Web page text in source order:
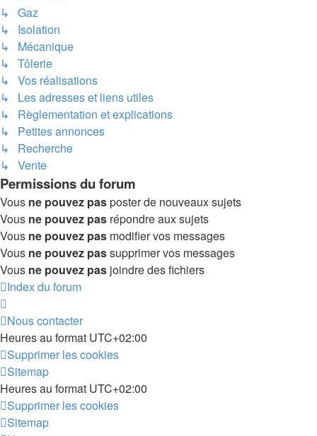
↳ Gaz
↳ Isolation
↳ Mécanique
↳ Tôlerie
↳ Vos réalisations
↳ Les adresses et liens utiles
↳ Règlementation et explications
↳ Petites annonces
↳ Recherche
↳ Vente
Permissions du forum
Vous ne pouvez pasposter de nouveaux sujets
Vous ne pouvez pas répondre aux sujets
Vous ne pouvez pas modifier vos messages
Vous ne pouvez passupprimer vos messages
Vous ne pouvez pas joindre des fichiers
Index du forum
Nous contacter
Heures au format UTC+02:00
Supprimer les cookies
Sitemap
Heures au format UTC+02:00
Supprimer les cookies
Sitemap